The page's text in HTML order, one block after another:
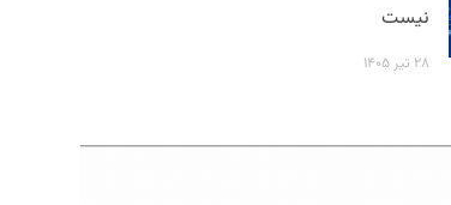
نیست
۲۸ تیر ۱۴۰۵